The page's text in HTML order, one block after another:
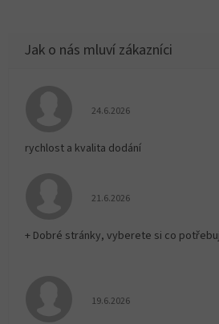
Hodnocení obchodu je 5 z
24.6.2026
rychlost a kvalita dodání
Hodnocení obchodu je 5 z
21.6.2026
+ Dobré stránky, vyberete si co
Hodnocení obchodu je 5 z
19.6.2026